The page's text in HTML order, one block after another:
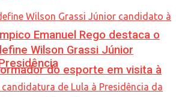
Emanuel Rego destaca o
do esporte em visita à
Wilson Grassi Júnior